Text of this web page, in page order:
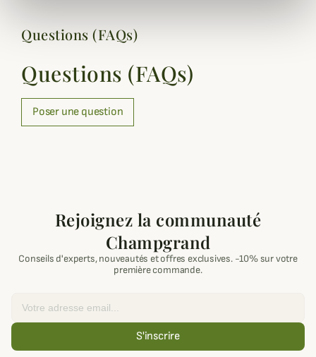
Questions (FAQs)
Questions (FAQs)
Poser une question
Rejoignez la communauté
Champgrand
Conseils d'experts, nouveautés et offres exclusives. -10% sur votre
première commande.
S'inscrire